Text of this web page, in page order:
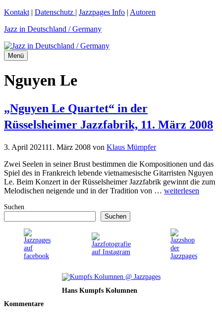
Zum
springen
Kontakt | Datenschutz | Jazzpages Info | Autoren
Jazz in Deutschland / Germany
Menü
Nguyen Le
„Nguyen Le Quartet“ in der
Rüsselsheimer Jazzfabrik, 11. März 2008
3. April 202111. März 2008 von Klaus Mümpfer
Zwei Seelen in seiner Brust bestimmen die Kompositionen und das
Spiel des in Frankreich lebende vietnamesische Gitarristen Nguyen
Le. Beim Konzert in der Rüsselsheimer Jazzfabrik gewinnt die zum
Melodischen neigende und in der Tradition von … weiterlesen
Suchen
Suchen
Hans Kumpfs Kolumnen
Kommentare